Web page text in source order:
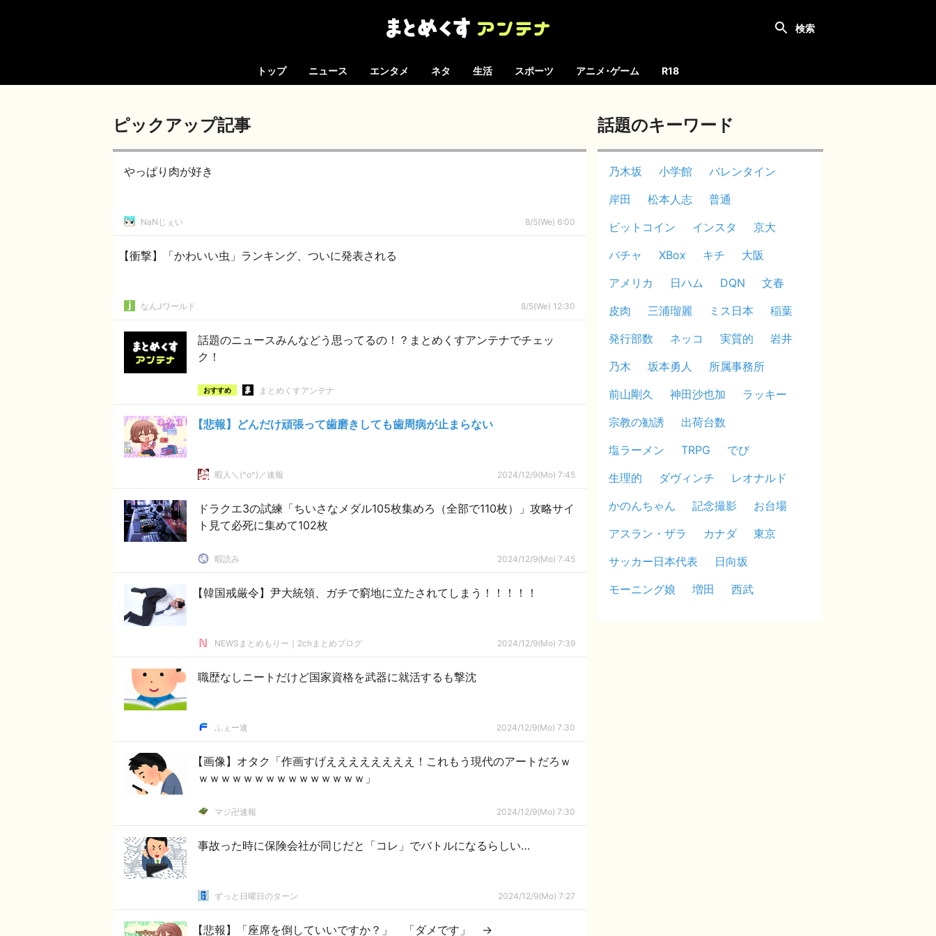
トップ ニュース エンタメ ネタ 生活 スポーツ アニメ･ゲーム R18
ピックアップ記事
やっぱり肉が好き
NaNじぇい 8/5(We) 6:00
【衝撃】「かわいい虫」ランキング、ついに発表される
なんJワールド 8/5(We) 12:30
話題のニュースみんなどう思ってるの！？まとめくすアンテナでチェッ
ク！
おすすめ まとめくすアンテナ
【悲報】どんだけ頑張って歯磨きしても歯周病が止まらない
暇人＼(^o^)／速報 2024/12/9(Mo) 7:45
ドラクエ3の試練「ちいさなメダル105枚集めろ（全部で110枚）」攻略サイ
ト見て必死に集めて102枚
暇読み 2024/12/9(Mo) 7:45
【韓国戒厳令】尹大統領、ガチで窮地に立たされてしまう！！！！！
NEWSまとめもりー｜2chまとめブログ 2024/12/9(Mo) 7:39
職歴なしニートだけど国家資格を武器に就活するも撃沈
ふぇー速 2024/12/9(Mo) 7:30
【画像】オタク「作画すげええええええええ！これもう現代のアートだろｗ
ｗｗｗｗｗｗｗｗｗｗｗｗｗｗｗ」
マジ卍速報 2024/12/9(Mo) 7:30
事故った時に保険会社が同じだと「コレ」でバトルになるらしい…
ずっと日曜日のターン 2024/12/9(Mo) 7:27
【悲報】「座席を倒していいですか？」 「ダメです」 →
話題のキーワード
乃木坂 小学館
バレンタイン
岸田
松本人志
普通
ビットコイン
インスタ
京大
バチャ
XBox キチ
大阪
アメリカ
日ハム DQN
文春
皮肉
三浦瑠麗 ミス日本
稲葉
発行部数
ネッコ 実質的
岩井
乃木
坂本勇人
所属事務所
前山剛久
神田沙也加
ラッキー
宗教の勧誘
出荷台数
塩ラーメン
TRPG
でび
生理的
ダヴィンチ
レオナルド
かのんちゃん
記念撮影
お台場
アスラン・ザラ
カナダ
東京
サッカー日本代表
日向坂
モーニング娘
増田 西武